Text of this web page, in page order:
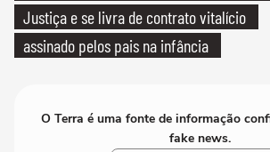
Justiça e se livra de contrato vitalício
assinado pelos pais na infância
O Terra é uma fonte de informação
fake news.